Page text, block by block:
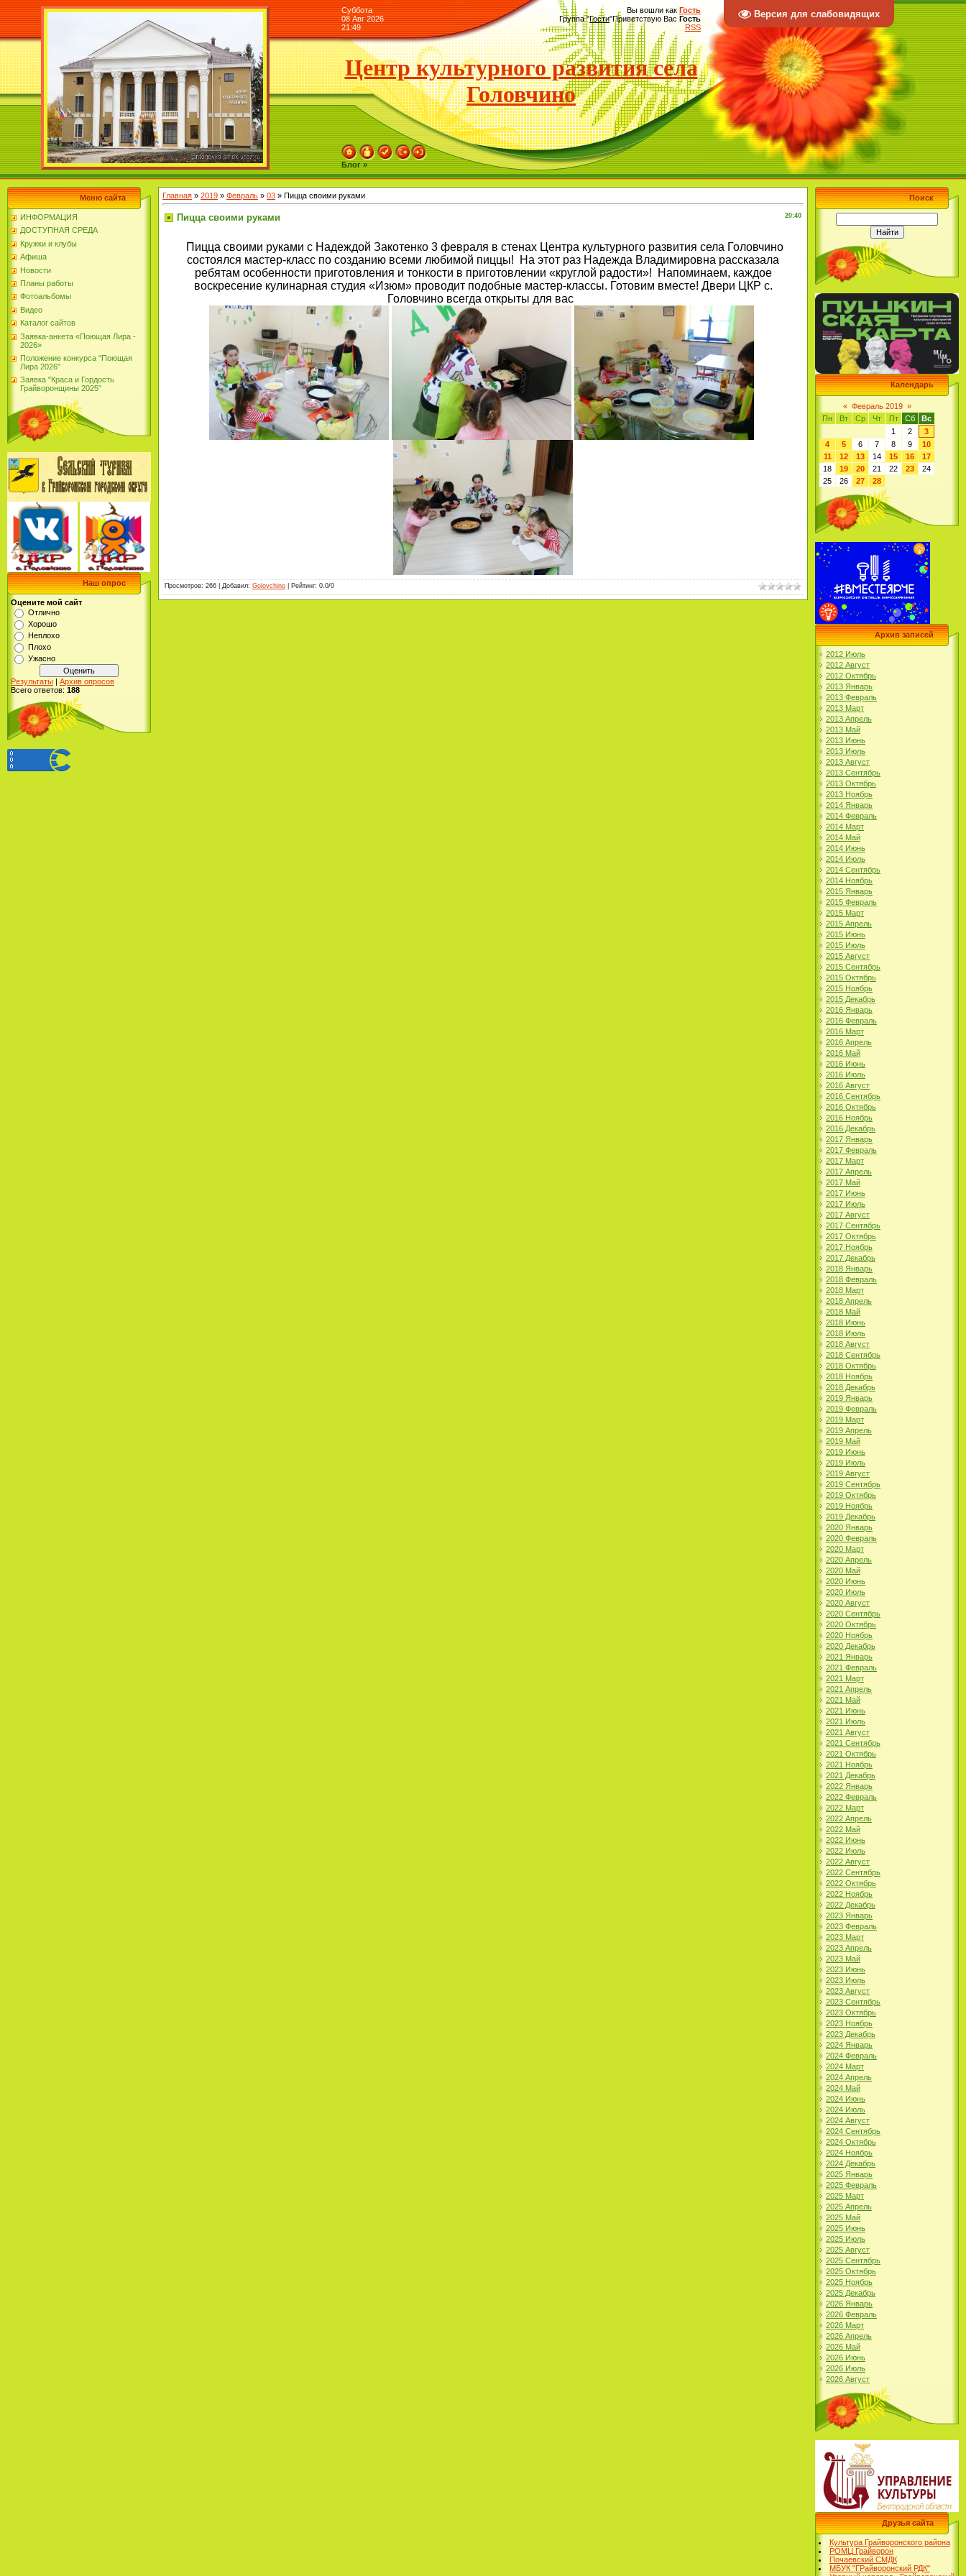
Версия для слабовидящих
Суббота
08 Авг 2026
21:49
Вы вошли как Гость
Группа"Гости"Приветствую Вас Гость
RSS
Центр культурного развития села
Головчино
Блог »
Меню сайта
ИНФОРМАЦИЯ
ДОСТУПНАЯ СРЕДА
Кружки и клубы
Афиша
Новости
Планы работы
Фотоальбомы
Видео
Каталог сайтов
Заявка-анкета «Поющая Лира -
2026»
Положение конкурса "Поющая
Лира 2026"
Заявка "Краса и Гордость
Грайворонщины 2025"
Наш опрос
Оцените мой сайт
Отлично
Хорошо
Неплохо
Плохо
Ужасно
Результаты | Архив опросов
Всего ответов: 188
Главная » 2019 » Февраль » 03 » Пицца своими руками
20:40
Пицца своими руками
Пицца своими руками с Надеждой Закотенко 3 февраля в стенах Центра культурного развития села Головчино
состоялся мастер-класс по созданию всеми любимой пиццы! На этот раз Надежда Владимировна рассказала
ребятам особенности приготовления и тонкости в приготовлении «круглой радости»! Напоминаем, каждое
воскресение кулинарная студия «Изюм» проводит подобные мастер-классы. Готовим вместе! Двери ЦКР с.
Головчино всегда открыты для вас
Просмотров: 266 Добавил: Golovchino Рейтинг: 0.0/0
Поиск
Календарь
« Февраль 2019 »
Пн
Вт Ср Чт Пт Сб
Вс
1
2
3
4
5 6 7 8 9
10
11
12 13 14 15 16
17
18
19 20 21 22 23
24
25
26 27 28
Архив записей
2012 Июль
2012 Август
2012 Октябрь
2013 Январь
2013 Февраль
2013 Март
2013 Апрель
2013 Май
2013 Июнь
2013 Июль
2013 Август
2013 Сентябрь
2013 Октябрь
2013 Ноябрь
2014 Январь
2014 Февраль
2014 Март
2014 Май
2014 Июнь
2014 Июль
2014 Сентябрь
2014 Ноябрь
2015 Январь
2015 Февраль
2015 Март
2015 Апрель
2015 Июнь
2015 Июль
2015 Август
2015 Сентябрь
2015 Октябрь
2015 Ноябрь
2015 Декабрь
2016 Январь
2016 Февраль
2016 Март
2016 Апрель
2016 Май
2016 Июнь
2016 Июль
2016 Август
2016 Сентябрь
2016 Октябрь
2016 Ноябрь
2016 Декабрь
2017 Январь
2017 Февраль
2017 Март
2017 Апрель
2017 Май
2017 Июнь
2017 Июль
2017 Август
2017 Сентябрь
2017 Октябрь
2017 Ноябрь
2017 Декабрь
2018 Январь
2018 Февраль
2018 Март
2018 Апрель
2018 Май
2018 Июнь
2018 Июль
2018 Август
2018 Сентябрь
2018 Октябрь
2018 Ноябрь
2018 Декабрь
2019 Январь
2019 Февраль
2019 Март
2019 Апрель
2019 Май
2019 Июнь
2019 Июль
2019 Август
2019 Сентябрь
2019 Октябрь
2019 Ноябрь
2019 Декабрь
2020 Январь
2020 Февраль
2020 Март
2020 Апрель
2020 Май
2020 Июнь
2020 Июль
2020 Август
2020 Сентябрь
2020 Октябрь
2020 Ноябрь
2020 Декабрь
2021 Январь
2021 Февраль
2021 Март
2021 Апрель
2021 Май
2021 Июнь
2021 Июль
2021 Август
2021 Сентябрь
2021 Октябрь
2021 Ноябрь
2021 Декабрь
2022 Январь
2022 Февраль
2022 Март
2022 Апрель
2022 Май
2022 Июнь
2022 Июль
2022 Август
2022 Сентябрь
2022 Октябрь
2022 Ноябрь
2022 Декабрь
2023 Январь
2023 Февраль
2023 Март
2023 Апрель
2023 Май
2023 Июнь
2023 Июль
2023 Август
2023 Сентябрь
2023 Октябрь
2023 Ноябрь
2023 Декабрь
2024 Январь
2024 Февраль
2024 Март
2024 Апрель
2024 Май
2024 Июнь
2024 Июль
2024 Август
2024 Сентябрь
2024 Октябрь
2024 Ноябрь
2024 Декабрь
2025 Январь
2025 Февраль
2025 Март
2025 Апрель
2025 Май
2025 Июнь
2025 Июль
2025 Август
2025 Сентябрь
2025 Октябрь
2025 Ноябрь
2025 Декабрь
2026 Январь
2026 Февраль
2026 Март
2026 Апрель
2026 Май
2026 Июнь
2026 Июль
2026 Август
Друзья сайта
Культура Грайворонского района
РОМЦ Грайворон
Почаевский СМДК
МБУК "ГРайворонский РДК"